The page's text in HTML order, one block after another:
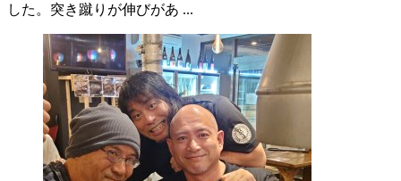
した。突き蹴りが伸びがあ ...